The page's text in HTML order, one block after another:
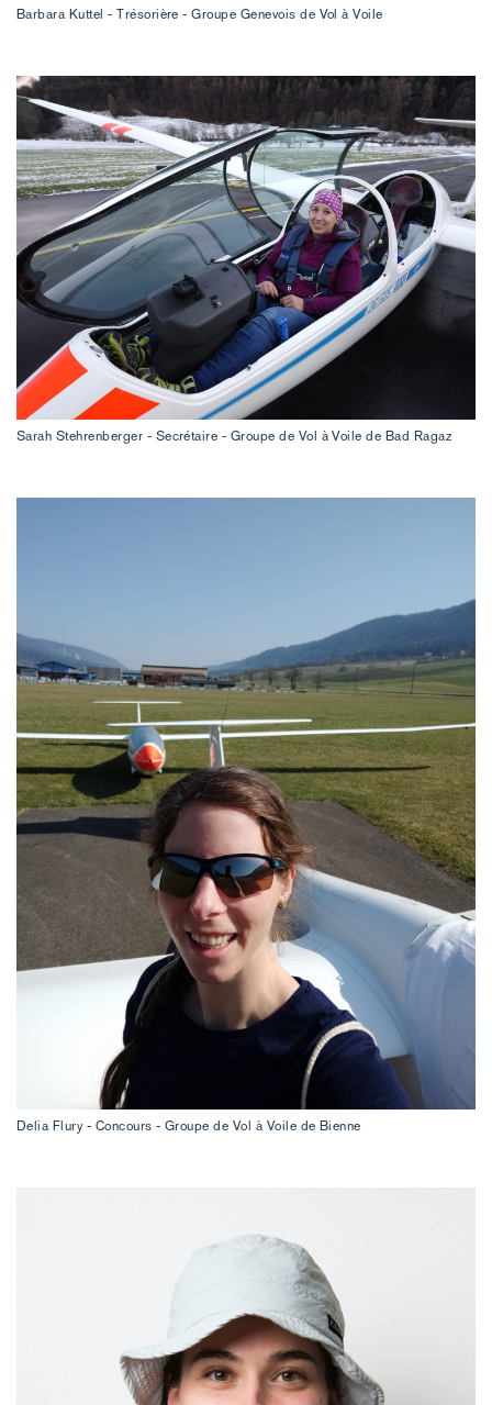
Barbara Kuttel - Trésorière - Groupe Genevois de Vol à Voile
Sarah Stehrenberger - Secrétaire - Groupe de Vol à Voile de Bad Ragaz
Delia Flury - Concours - Groupe de Vol à Voile de Bienne